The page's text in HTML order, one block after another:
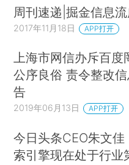
周刊速递|掘金信息
2017年11月18日 APP打开
上海市网信办斥百度
公序良俗 责令整改
告
2019年06月13日 APP打开
今日头条CEO朱文佳
索引擎现在处于行业